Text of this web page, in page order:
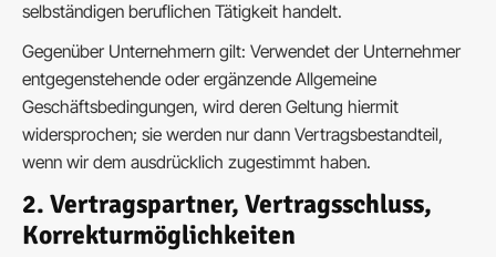
selbständigen beruflichen Tätigkeit handelt.
Gegenüber Unternehmern gilt: Verwendet der Unternehmer
entgegenstehende oder ergänzende Allgemeine
Geschäftsbedingungen, wird deren Geltung hiermit
widersprochen; sie werden nur dann Vertragsbestandteil,
wenn wir dem ausdrücklich zugestimmt haben.
2. Vertragspartner, Vertragsschluss,
Korrekturmöglichkeiten